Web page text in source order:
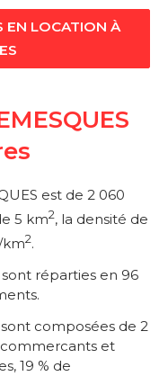
EN LOCATION À
est de 2 060
5 km2, la densité de
km2.
réparties en 96
composées de 2
commercants et
19 % de